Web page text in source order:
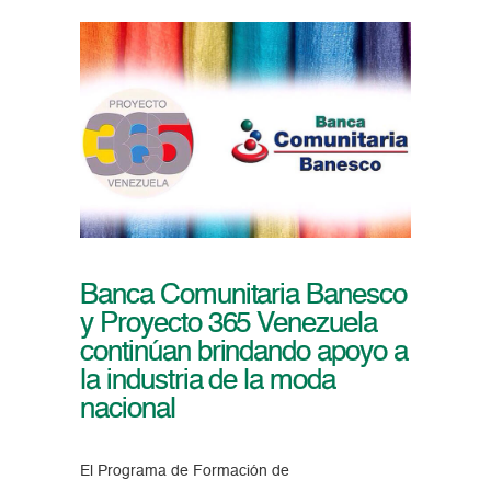
Banca Comunitaria Banesco
y Proyecto 365 Venezuela
continúan brindando apoyo a
la industria de la moda
nacional
El Programa de Formación de